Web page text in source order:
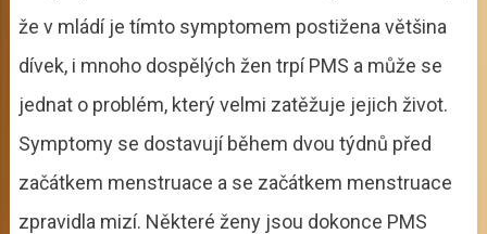
že v mládí je tímto symptomem postižena většina
dívek, i mnoho dospělých žen trpí PMS a může se
jednat o problém, který velmi zatěžuje jejich život.
Symptomy se dostavují během dvou týdnů před
začátkem menstruace a se začátkem menstruace
zpravidla mizí. Některé ženy jsou dokonce PMS